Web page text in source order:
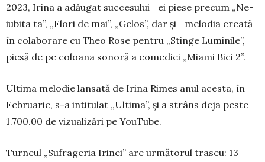
2023, Iri­na a adăugat suc­­­cesului ei piese pre­cum „Ne­­­
iubita ta”, „Flori de mai”, „Ge­los”, dar și me­­­­­lodia creată
în cola­borare cu Theo Rose pentru „Stin­ge Lumi­nile”,
piesă de pe coloa­na sonoră a comediei „Miami Bici 2”.
Ultima melodie lansată de Irina Rimes anul acesta, în
Fe­bruarie, s-a intitulat „Ulti­ma”, și a strâns deja peste
1.700.00 de vizualizări pe YouTube.
Turneul „Sufrageria Irinei” are următorul tra­seu: 13